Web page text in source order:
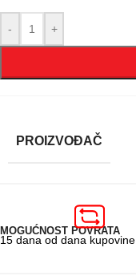
- +
PROIZVOĐAČ
MOGUĆNOST POVRATA
15 dana od dana kupovine